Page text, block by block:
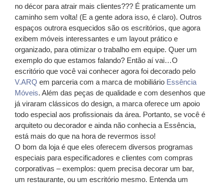
no décor para atrair mais clientes??? É praticamente um
caminho sem volta! (E a gente adora isso, é claro). Outros
espaços outrora esquecidos são os escritórios, que agora
exibem móveis interessantes e um layout prático e
organizado, para otimizar o trabalho em equipe. Quer um
exemplo do que estamos falando? Então aí vai…O
escritório que você vai conhecer agora foi decorado pelo
V.ARQ em parceria com a marca de mobiliário Essência
Móveis. Além das peças de qualidade e com desenhos que
já viraram clássicos do design, a marca oferece um apoio
todo especial aos profissionais da área. Portanto, se você é
arquiteto ou decorador e ainda não conhecia a Essência,
está mais do que na hora de revermos isso!
O bom da loja é que eles oferecem diversos programas
especiais para especificadores e clientes com compras
corporativas – exemplos: quem precisa decorar um bar,
um restaurante, ou um escritório mesmo. Entenda um